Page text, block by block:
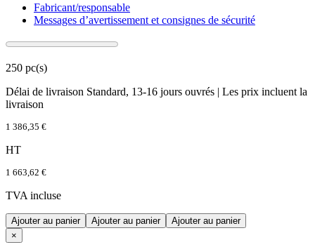
Fabricant/responsable
Messages d’avertissement et consignes de sécurité
250 pc(s)
Délai de livraison Standard, 13-16 jours ouvrés | Les prix incluent la
livraison
1 386,35 €
HT
1 663,62 €
TVA incluse
Ajouter au panier Ajouter au panier
Ajouter au panier
×